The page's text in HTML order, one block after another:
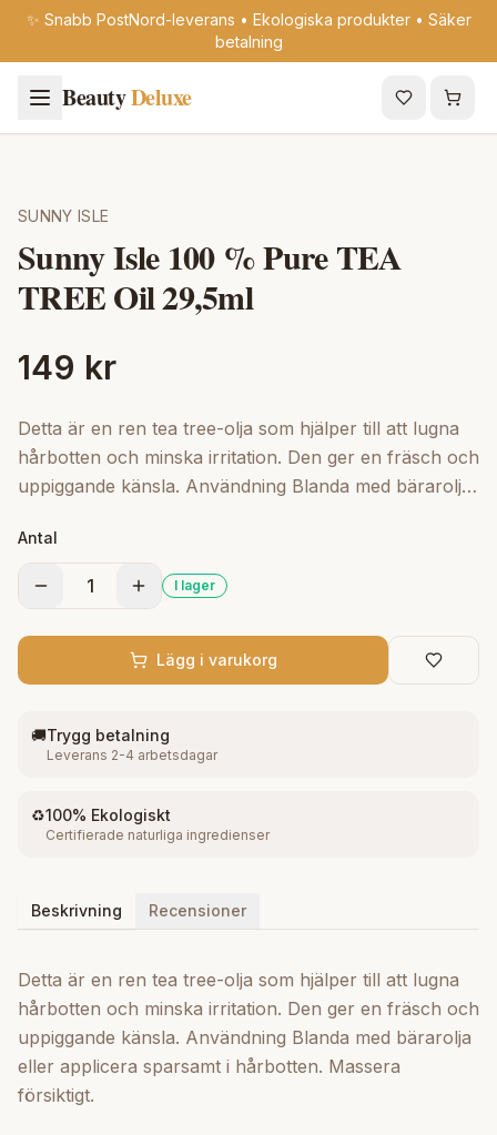
✨ Snabb PostNord-leverans • Ekologiska produkter • Säker
betalning
BeautyDeluxe
SUNNY ISLE
Sunny Isle 100 % Pure TEA
TREE Oil 29,5ml
149 kr
Detta är en ren tea tree-olja som hjälper till att lugna
hårbotten och minska irritation. Den ger en fräsch och
uppiggande känsla. Användning Blanda med bärarolja
försiktigt.
Antal
1 I lager
Lägg i varukorg
🚚Trygg betalning
Leverans 2-4 arbetsdagar
♻️100% Ekologiskt
Certifierade naturliga ingredienser
Beskrivning Recensioner
Detta är en ren tea tree-olja som hjälper till att lugna
hårbotten och minska irritation. Den ger en fräsch och
uppiggande känsla. Användning Blanda med bärarolja
eller applicera sparsamt i hårbotten. Massera
försiktigt.